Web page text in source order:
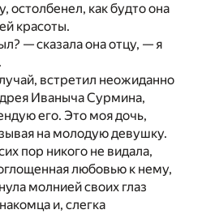
остолбенел, как будто она
красоты.
— сказала она отцу, — я
встретил неожиданно
Иваныча Сурмина,
его. Это моя дочь,
на молодую девушку.
пор никого не видала,
любовью к нему,
молнией своих глаз
и, слегка